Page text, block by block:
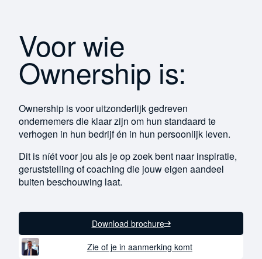
Voor wie
Ownership is:
Ownership is voor uitzonderlijk gedreven
ondernemers die klaar zijn om hun standaard te
verhogen in hun bedrijf én in hun persoonlijk leven.
Dit is níét voor jou als je op zoek bent naar inspiratie,
geruststelling of coaching die jouw eigen aandeel
buiten beschouwing laat.
Download brochure
Zie of je in aanmerking komt